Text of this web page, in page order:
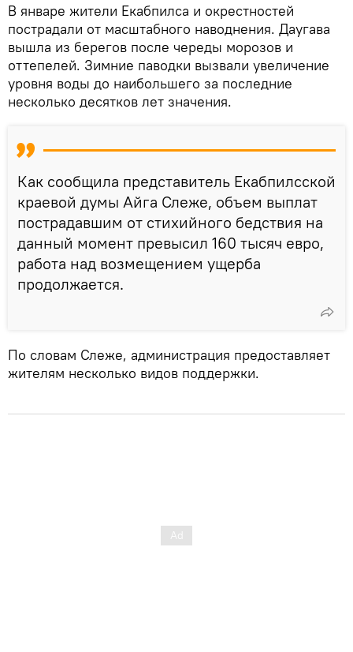
В январе жители Екабпилса и окрестностей
пострадали от масштабного наводнения. Даугава
вышла из берегов после череды морозов и
оттепелей. Зимние паводки вызвали увеличение
уровня воды до наибольшего за последние
несколько десятков лет значения.
Как сообщила представитель Екабпилсской
краевой думы Айга Слеже, объем выплат
пострадавшим от стихийного бедствия на
данный момент превысил 160 тысяч евро,
работа над возмещением ущерба
продолжается.
По словам Слеже, администрация предоставляет
жителям несколько видов поддержки.